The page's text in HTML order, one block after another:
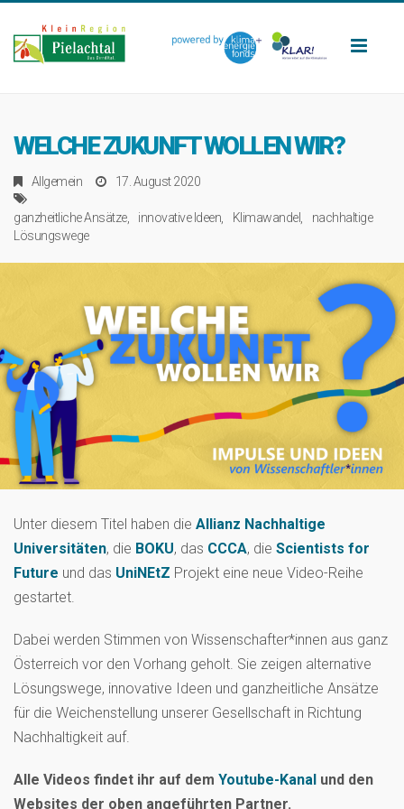
WELCHE ZUKUNFT WOLLEN WIR?
Allgemein 17. August 2020
ganzheitliche Ansätze innovative Ideen Klimawandel
nachhaltige
Lösungswege
Unter diesem Titel haben die Allianz Nachhaltige
Universitäten, die BOKU, das CCCA, die Scientists for
Future und das UniNEtZ Projekt eine neue Video-Reihe
gestartet.
Dabei werden Stimmen von Wissenschafter*innen aus ganz
Österreich vor den Vorhang geholt. Sie zeigen alternative
Lösungswege, innovative Ideen und ganzheitliche Ansätze
für die Weichenstellung unserer Gesellschaft in Richtung
Nachhaltigkeit auf.
Alle Videos findet ihr auf dem Youtube-Kanal und den
Websites der oben angeführten Partner.